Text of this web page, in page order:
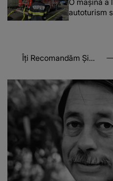
O maşină a
autoturism
Îți Recomandăm Și...